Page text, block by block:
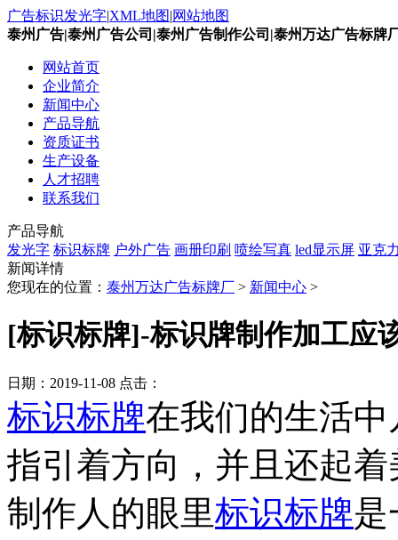
广告标识发光字|XML地图|网站地图
泰州广告|泰州广告公司|泰州广告制作公司|泰州万达广告标牌
网站首页
企业简介
新闻中心
产品导航
资质证书
生产设备
人才招聘
联系我们
产品导航
发光字 标识标牌 户外广告 画册印刷 喷绘写真 led显示屏 亚克
新闻详情
您现在的位置： 泰州万达广告标牌厂 > 新闻中心 >
[标识标牌]-标识牌制作加工应
日期： 2019-11-08 点击：
标识标牌在我们的生活
指引着方向，并且还起
制作人的眼里标识标牌是